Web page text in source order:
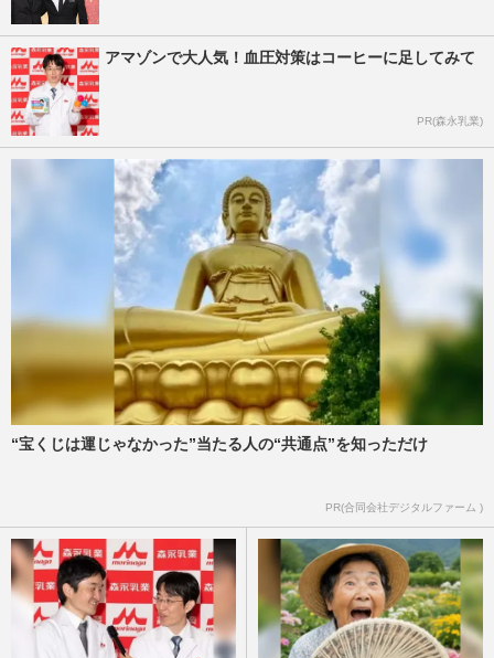
アマゾンで大人気！血圧対策はコーヒーに足してみて
PR(森永乳業)
“宝くじは運じゃなかった”当たる人の“共通点”を知っただけ
PR(合同会社デジタルファーム )